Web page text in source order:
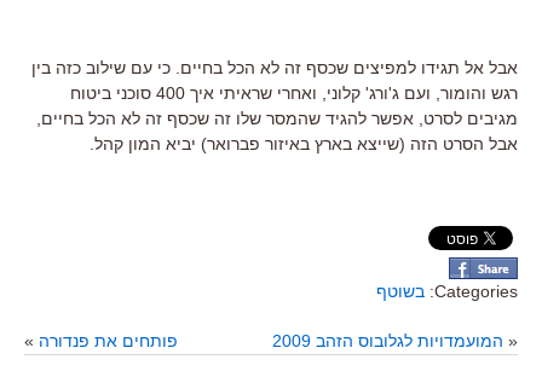
אבל אל תגידו למפיצים שכסף זה לא הכל בחיים. כי עם שילוב כזה בין
רגש והומור, ועם ג'ורג' קלוני, ואחרי שראיתי איך 400 סוכני ביטוח
מגיבים לסרט, אפשר להגיד שהמסר שלו זה שכסף זה לא הכל בחיים,
אבל הסרט הזה (שייצא בארץ באיזור פברואר) יביא המון קהל.
Categories: בשוטף
« המועמדויות לגלובוס הזהב 2009 פותחים את פנדורה »